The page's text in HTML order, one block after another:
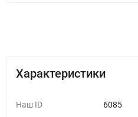
Характеристики
Наш ID 6085